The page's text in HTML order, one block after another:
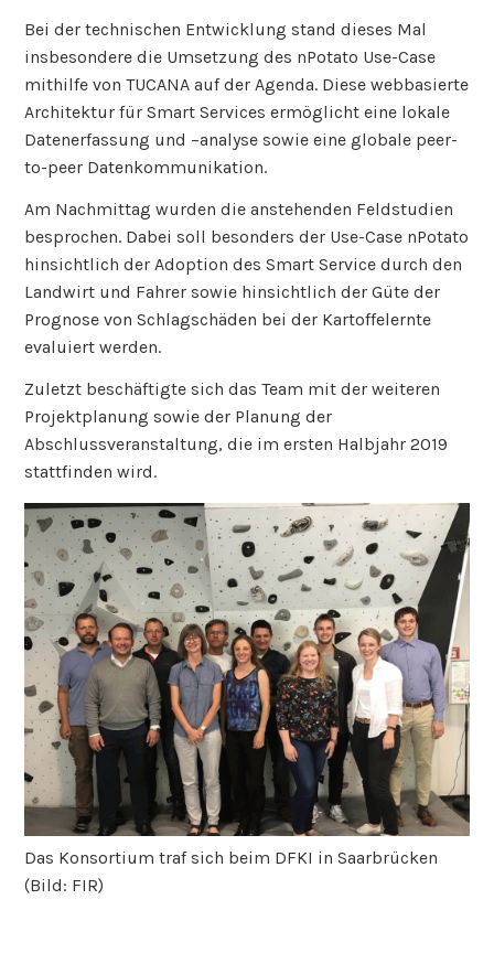
Bei der technischen Entwicklung stand dieses Mal
insbesondere die Umsetzung des nPotato Use-Case
mithilfe von TUCANA auf der Agenda. Diese webbasierte
Architektur für Smart Services ermöglicht eine lokale
Datenerfassung und –analyse sowie eine globale peer-
to-peer Datenkommunikation.
Am Nachmittag wurden die anstehenden Feldstudien
besprochen. Dabei soll besonders der Use-Case nPotato
hinsichtlich der Adoption des Smart Service durch den
Landwirt und Fahrer sowie hinsichtlich der Güte der
Prognose von Schlagschäden bei der Kartoffelernte
evaluiert werden.
Zuletzt beschäftigte sich das Team mit der weiteren
Projektplanung sowie der Planung der
Abschlussveranstaltung, die im ersten Halbjahr 2019
stattfinden wird.
Das Konsortium traf sich beim DFKI in Saarbrücken
(Bild: FIR)